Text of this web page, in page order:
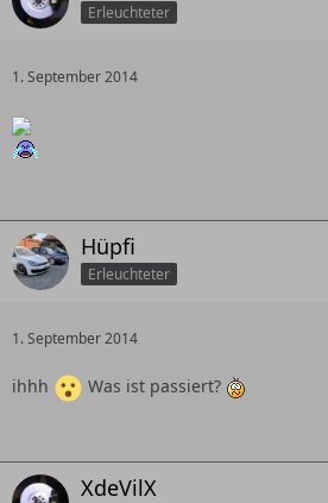
Erleuchteter
1. September 2014
Hüpfi
Erleuchteter
1. September 2014
ihhh Was ist passiert?
XdeVilX